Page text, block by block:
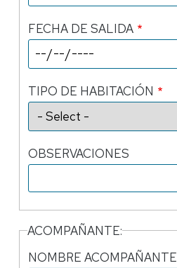
FECHA DE SALIDA
TIPO DE HABITACIÓN
OBSERVACIONES
ACOMPAÑANTE:
NOMBRE ACOMPAÑANTE